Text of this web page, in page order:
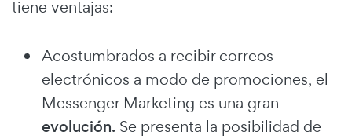
tiene ventajas:
Acostumbrados a recibir correos
electrónicos a modo de promociones, el
Messenger Marketing es una gran
evolución. Se presenta la posibilidad de